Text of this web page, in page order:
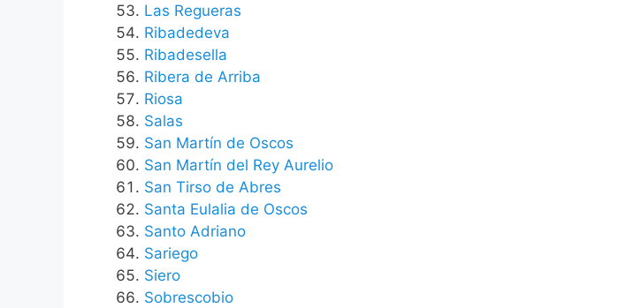
Las Regueras
Ribadedeva
Ribadesella
Ribera de Arriba
Riosa
Salas
San Martín de Oscos
San Martín del Rey Aurelio
San Tirso de Abres
Santa Eulalia de Oscos
Santo Adriano
Sariego
Siero
Sobrescobio